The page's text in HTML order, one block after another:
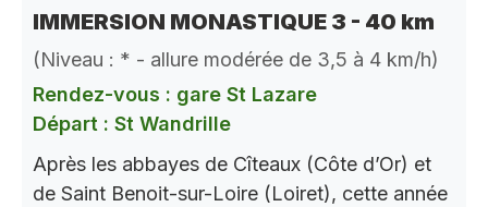
IMMERSION MONASTIQUE 3 - 40 km
(Niveau : * - allure modérée de 3,5 à 4 km/h)
Rendez-vous : gare St Lazare
Départ : St Wandrille
Après les abbayes de Cîteaux (Côte d’Or) et
de Saint Benoit-sur-Loire (Loiret), cette année